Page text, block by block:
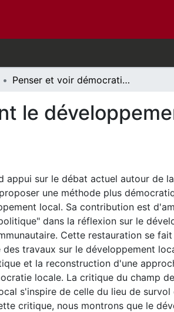
Penser et voir démocratiquement le développement local : le local et la question du politique.
le
appui sur le débat actuel autour de
une méthode plus
local. Sa contribution est
dans la réflexion sur le
Cette restauration se fait
travaux sur le développement
et la reconstruction d'une
locale. La critique du champ
s'inspire de celle du lieu de survol
critique, nous montrons que le